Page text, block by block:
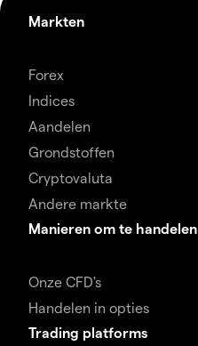
Markten
Forex
Indices
Aandelen
Grondstoffen
Cryptovaluta
Andere markte
Manieren om te handelen
Onze CFD's
Handelen in opties
Trading platforms